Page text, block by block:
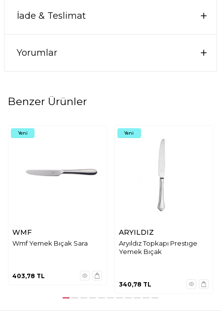
İade & Teslimat
Yorumlar
Benzer Ürünler
Yeni
WMF
Wmf Yemek Bıçak Sara
403,78 TL
Yeni
ARYILDIZ
Aryıldız Topkapı Prestıge
Yemek Bıçak
340,78 TL